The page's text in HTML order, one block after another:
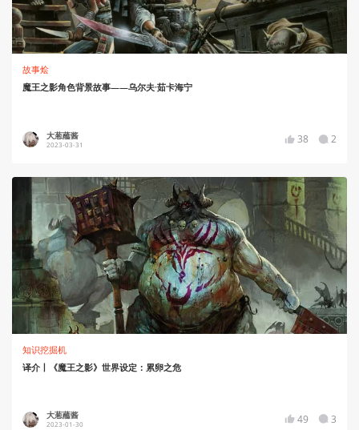
故事烩
魔王之影角色背景故事——乌尔夫·茹卡海宁
大葱蘸酱
2023-03-31 38 2
知识挖掘机
译介丨《魔王之影》世界设定：累卵之危
大葱蘸酱
2023-01-30 49 3